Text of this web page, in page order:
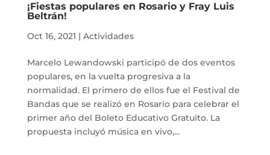
¡Fiestas populares en Rosario y Fray Luis
Beltrán!
Oct 16, 2021 | Actividades
Marcelo Lewandowski participó de dos eventos
populares, en la vuelta progresiva a la
normalidad. El primero de ellos fue el Festival de
Bandas que se realizó en Rosario para celebrar el
primer año del Boleto Educativo Gratuito. La
propuesta incluyó música en vivo,...